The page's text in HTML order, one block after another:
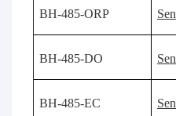
BH-485-ORP
BH-485-DO
BH-485-EC